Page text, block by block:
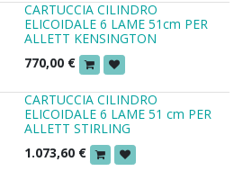
CARTUCCIA CILINDRO
ELICOIDALE 6 LAME 51cm PER
ALLETT KENSINGTON
770,00 €
CARTUCCIA CILINDRO
ELICOIDALE 6 LAME 51 cm PER
ALLETT STIRLING
1.073,60 €